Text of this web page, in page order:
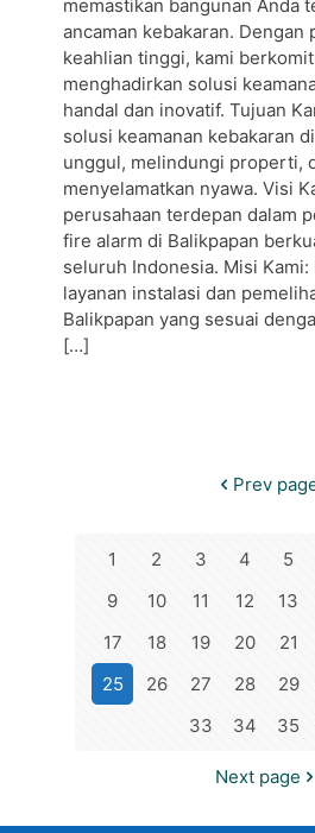
memastikan bangunan Anda
ancaman kebakaran. Dengan
keahlian tinggi, kami
menghadirkan solusi
handal dan inovatif. Tujuan
solusi keamanan kebakaran
unggul, melindungi properti,
menyelamatkan nyawa. Visi
perusahaan terdepan dalam
fire alarm di Balikpapan
seluruh Indonesia. Misi
layanan instalasi dan
Balikpapan yang sesuai
[…]
Prev
1 2 3 4 5
9
10 11 12 13
17
18 19 20 21
25
26 27 28 29
33
34 35
Next page